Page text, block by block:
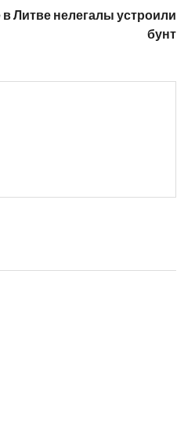
Литве нелегалы устроили
бунт